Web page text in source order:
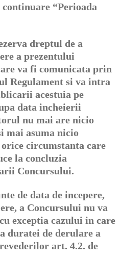
“Perioada
dreptul de a
a prezentului
va fi comunicata prin
Regulament si va intra
acestuia pe
data incheierii
nu mai are nicio
mai asuma nicio
circumstanta care
la concluzia
Concursului.
de data de incepere,
a Concursului nu va
exceptia cazului in care
duratei de derulare a
art. 4.2. de